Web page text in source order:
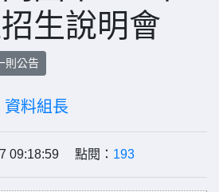
生說明會
則公告
資料組長
09:18:59 點閱： 193